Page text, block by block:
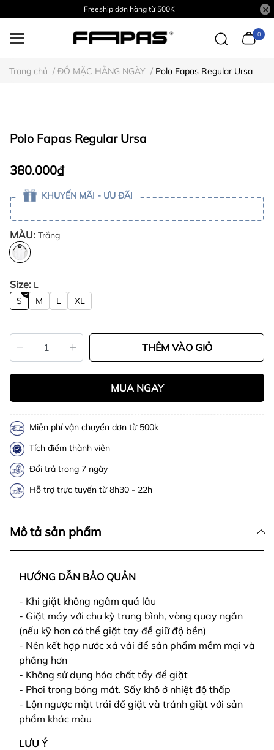
Freeship đơn hàng từ 500K
0
Trang chủ / ĐỒ MẶC HẰNG NGÀY / Polo Fapas Regular Ursa
Polo Fapas Regular Ursa
380.000₫
KHUYẾN MÃI - ƯU ĐÃI
MÀU: Trắng
Size: L
S
M L XL
THÊM VÀO GIỎ
MUA NGAY
Miễn phí vận chuyển đơn từ 500k
Tích điểm thành viên
Đổi trả trong 7 ngày
Hỗ trợ trực tuyến từ 8h30 - 22h
Mô tả sản phẩm
HƯỚNG DẪN BẢO QUẢN
- Khi giặt không ngâm quá lâu
- Giặt máy với chu kỳ trung bình, vòng quay ngắn
(nếu kỹ hơn có thể giặt tay để giữ độ bền)
- Nên kết hợp nước xả vải để sản phẩm mềm mại và
phẳng hơn
- Không sử dụng hóa chất tẩy để giặt
- Phơi trong bóng mát. Sấy khô ở nhiệt độ thấp
- Lộn ngược mặt trái để giặt và tránh giặt với sản
phẩm khác màu
LƯU Ý